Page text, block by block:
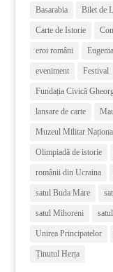
Basarabia Bilet de
Carte de Istorie
eroi români
eveniment Festival
Fundația Civică
lansare de carte
Muzeul Militar
Olimpiadă de istorie
românii din Ucraina
satul Buda Mare
satul Mihoreni
Unirea Principatelor
Ținutul Herța